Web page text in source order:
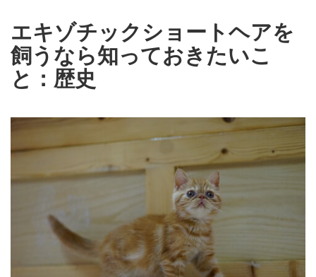
エキゾチックショートヘアを
飼うなら知っておきたいこ
と：歴史